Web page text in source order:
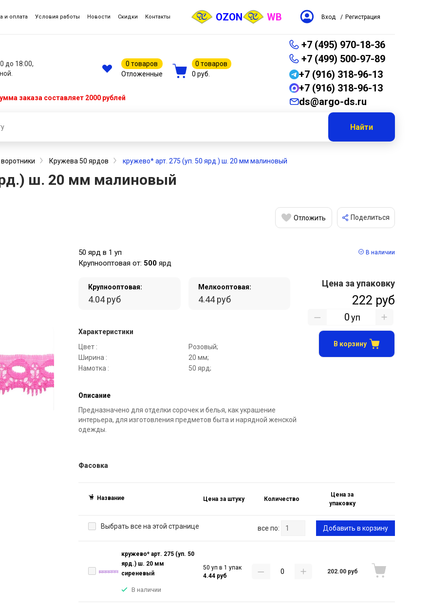
и оплата Условия работы Новости Скидки Контакты OZON WB Вход / Регистрация
до 18:00,
0 товаров
Отложенные
0 товаров
0 руб.
+7 (495) 970-18-36
+7 (499) 500-97-89
+7 (916) 318-96-13
+7 (916) 318-96-13
ds@argo-ds.ru
заказа составляет 2000 рублей
Найти
Кружева 50 ярдов кружево* арт. 275 (уп. 50 ярд.) ш. 20 мм малиновый
ш. 20 мм малиновый
Отложить Поделиться
50 ярд в 1 уп
Крупнооптовая от: 500 ярд
В наличии
Крупнооптовая:
4.04 руб
Мелкооптовая:
4.44 руб
Характеристики
Цвет :
Розовый;
Ширина :
20 мм;
Намотка :
50 ярд;
Описание
Предназначено для отделки сорочек и белья, как украшение
интерьера, для изготовления предметов быта и нарядной женской
одежды.
Цена за упаковку
222 руб
уп
В корзину
Фасовка
Название Цена за штуку Количество
Цена за
упаковку
Выбрать все на этой странице все по: Добавить в корзину
кружево* арт. 275 (уп. 50
ярд.) ш. 20 мм
сиреневый
В наличии
50 уп в 1 упак
4.44 руб
202.00 руб